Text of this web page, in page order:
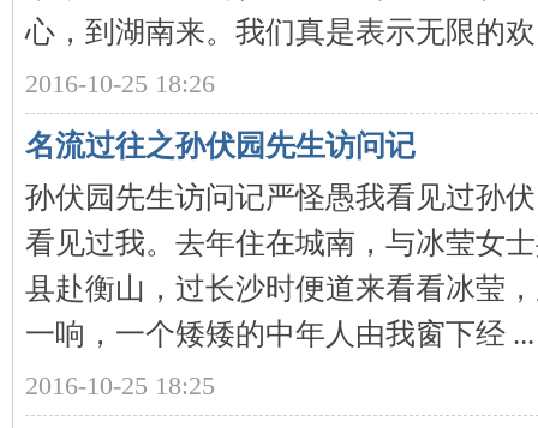
心，到湖南来。我们真是表示无限的欢
2016-10-25 18:26
名流过往之孙伏园先生访问记
孙伏园先生访问记严怪愚我看见过孙
看见过我。去年住在城南，与冰莹女
县赴衡山，过长沙时便道来看看冰莹
一响，一个矮矮的中年人由我窗下经 ...
2016-10-25 18:25